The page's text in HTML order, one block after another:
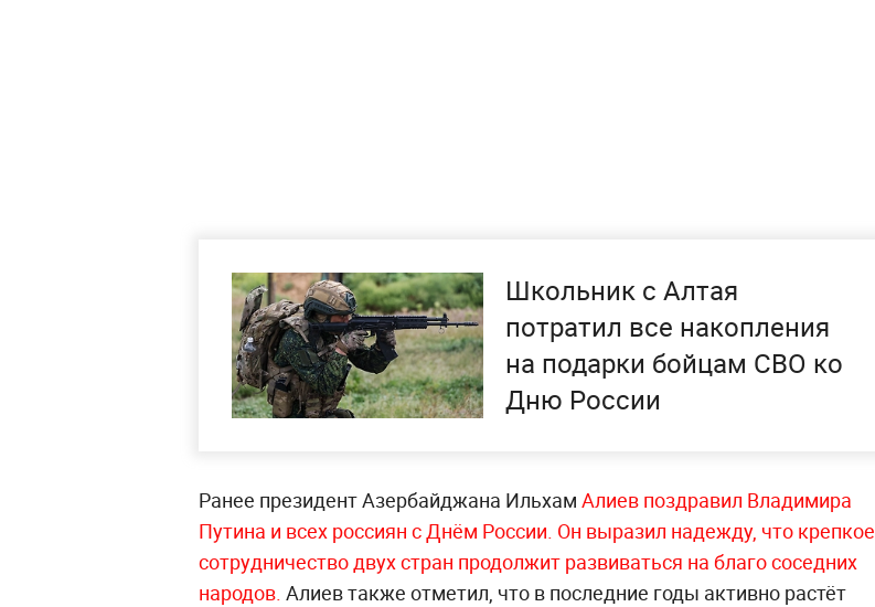
Школьник с Алтая
потратил все накопления
на подарки бойцам СВО ко
Дню России
Ранее президент Азербайджана Ильхам Алиев поздравил Владимира
Путина и всех россиян с Днём России. Он выразил надежду, что крепкое
сотрудничество двух стран продолжит развиваться на благо соседних
народов. Алиев также отметил, что в последние годы активно растёт